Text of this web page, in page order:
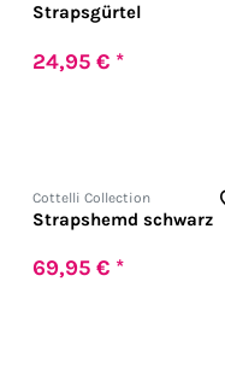
Strapsgürtel
24,95 € *
Cottelli Collection
Strapshemd schwarz
69,95 € *